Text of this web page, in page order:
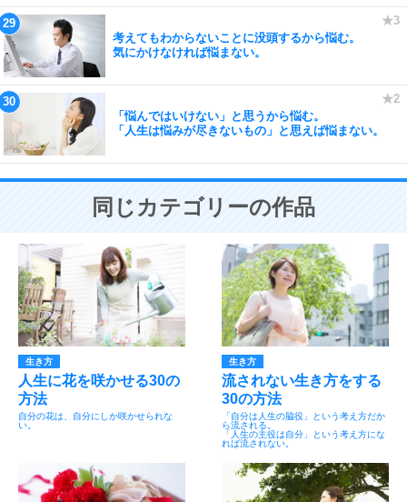
考えてもわからないことに没頭するから悩む。
気にかけなければ悩まない。
「悩んではいけない」と思うから悩む。
「人生は悩みが尽きないもの」と思えば悩まない。
同じカテゴリーの作品
生き方
人生に花を咲かせる30の
方法
自分の花は、自分にしか咲かせられな
い。
生き方
流されない生き方をする
30の方法
「自分は人生の脇役」という考え方だか
ら流される。
「人生の主役は自分」という考え方にな
れば流されない。